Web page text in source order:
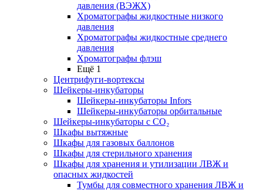
давления (ВЭЖХ)
Хроматографы жидкостные низкого
давления
Хроматографы жидкостные среднего
давления
Хроматографы флэш
Ещё 1
Центрифуги-вортексы
Шейкеры-инкубаторы
Шейкеры-инкубаторы Infors
Шейкеры-инкубаторы орбитальные
Шейкеры-инкубаторы с CО₂
Шкафы вытяжные
Шкафы для газовых баллонов
Шкафы для стерильного хранения
Шкафы для хранения и утилизации ЛВЖ и
опасных жидкостей
Тумбы для совместного хранения ЛВЖ и